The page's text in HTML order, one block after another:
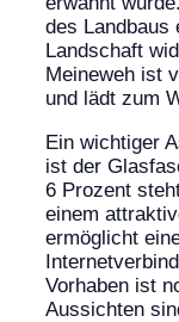
des Landbaus
Landschaft
Meineweh ist
und lädt zum
Ein wichtiger
ist der
6 Prozent
einem
ermöglicht
Vorhaben ist
Aussichten